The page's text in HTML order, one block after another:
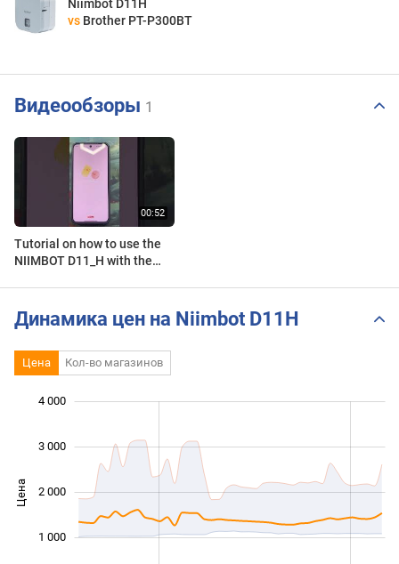
Niimbot D11H
vs Brother PT-P300BT
Видеообзоры 1
Tutorial on how to use the
NIIMBOT D11_H with the
Динамика цен на Niimbot D11H
Цена Кол-во магазинов
Цена 1 000
1 000
2 000
3 000
4 000